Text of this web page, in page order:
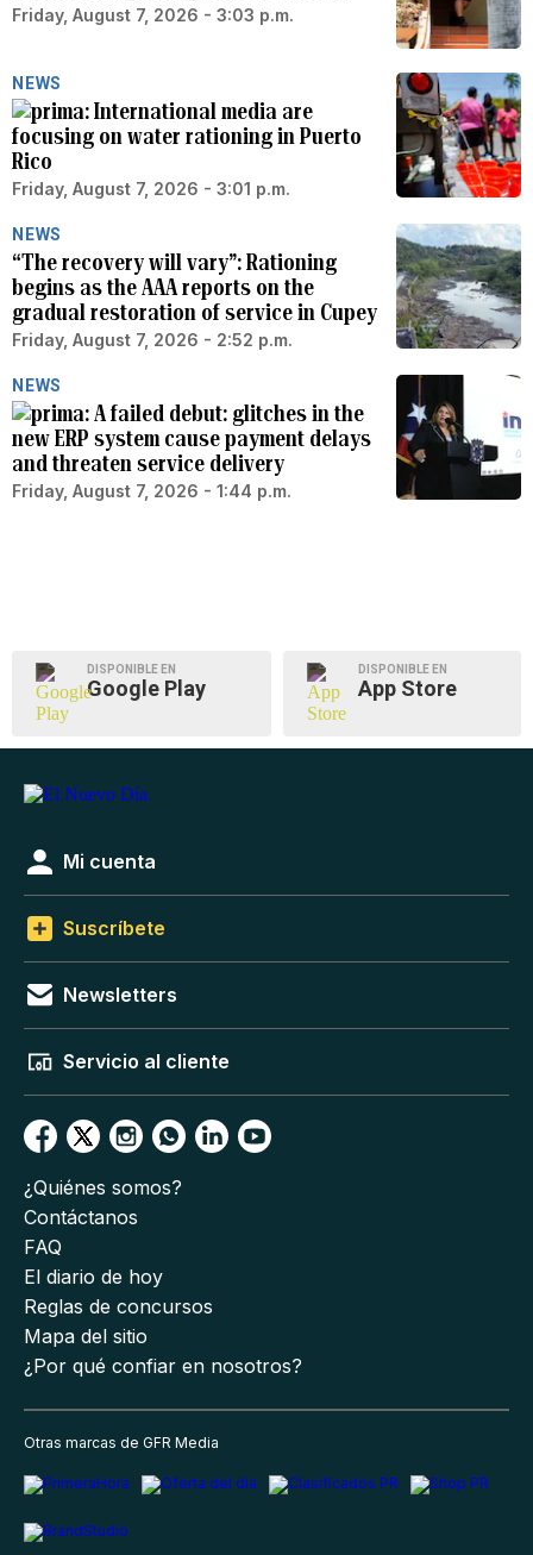
Friday, August 7, 2026 - 3:03 p.m.
NEWS
International media are
focusing on water rationing in Puerto
Rico
Friday, August 7, 2026 - 3:01 p.m.
NEWS
“The recovery will vary”: Rationing
begins as the AAA reports on the
gradual restoration of service in Cupey
Friday, August 7, 2026 - 2:52 p.m.
NEWS
A failed debut: glitches in the
new ERP system cause payment delays
and threaten service delivery
Friday, August 7, 2026 - 1:44 p.m.
DISPONIBLE EN
Google Play
DISPONIBLE EN
App Store
Mi cuenta
Suscríbete
Newsletters
Servicio al cliente
¿Quiénes somos?
Contáctanos
FAQ
El diario de hoy
Reglas de concursos
Mapa del sitio
¿Por qué confiar en nosotros?
Otras marcas de GFR Media